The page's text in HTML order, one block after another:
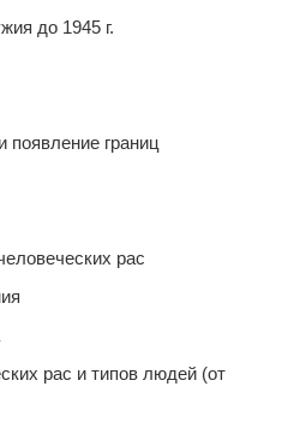
до 1945 г.
границ
рас
рас и типов людей (от